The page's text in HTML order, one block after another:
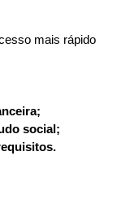
mais rápido
social;